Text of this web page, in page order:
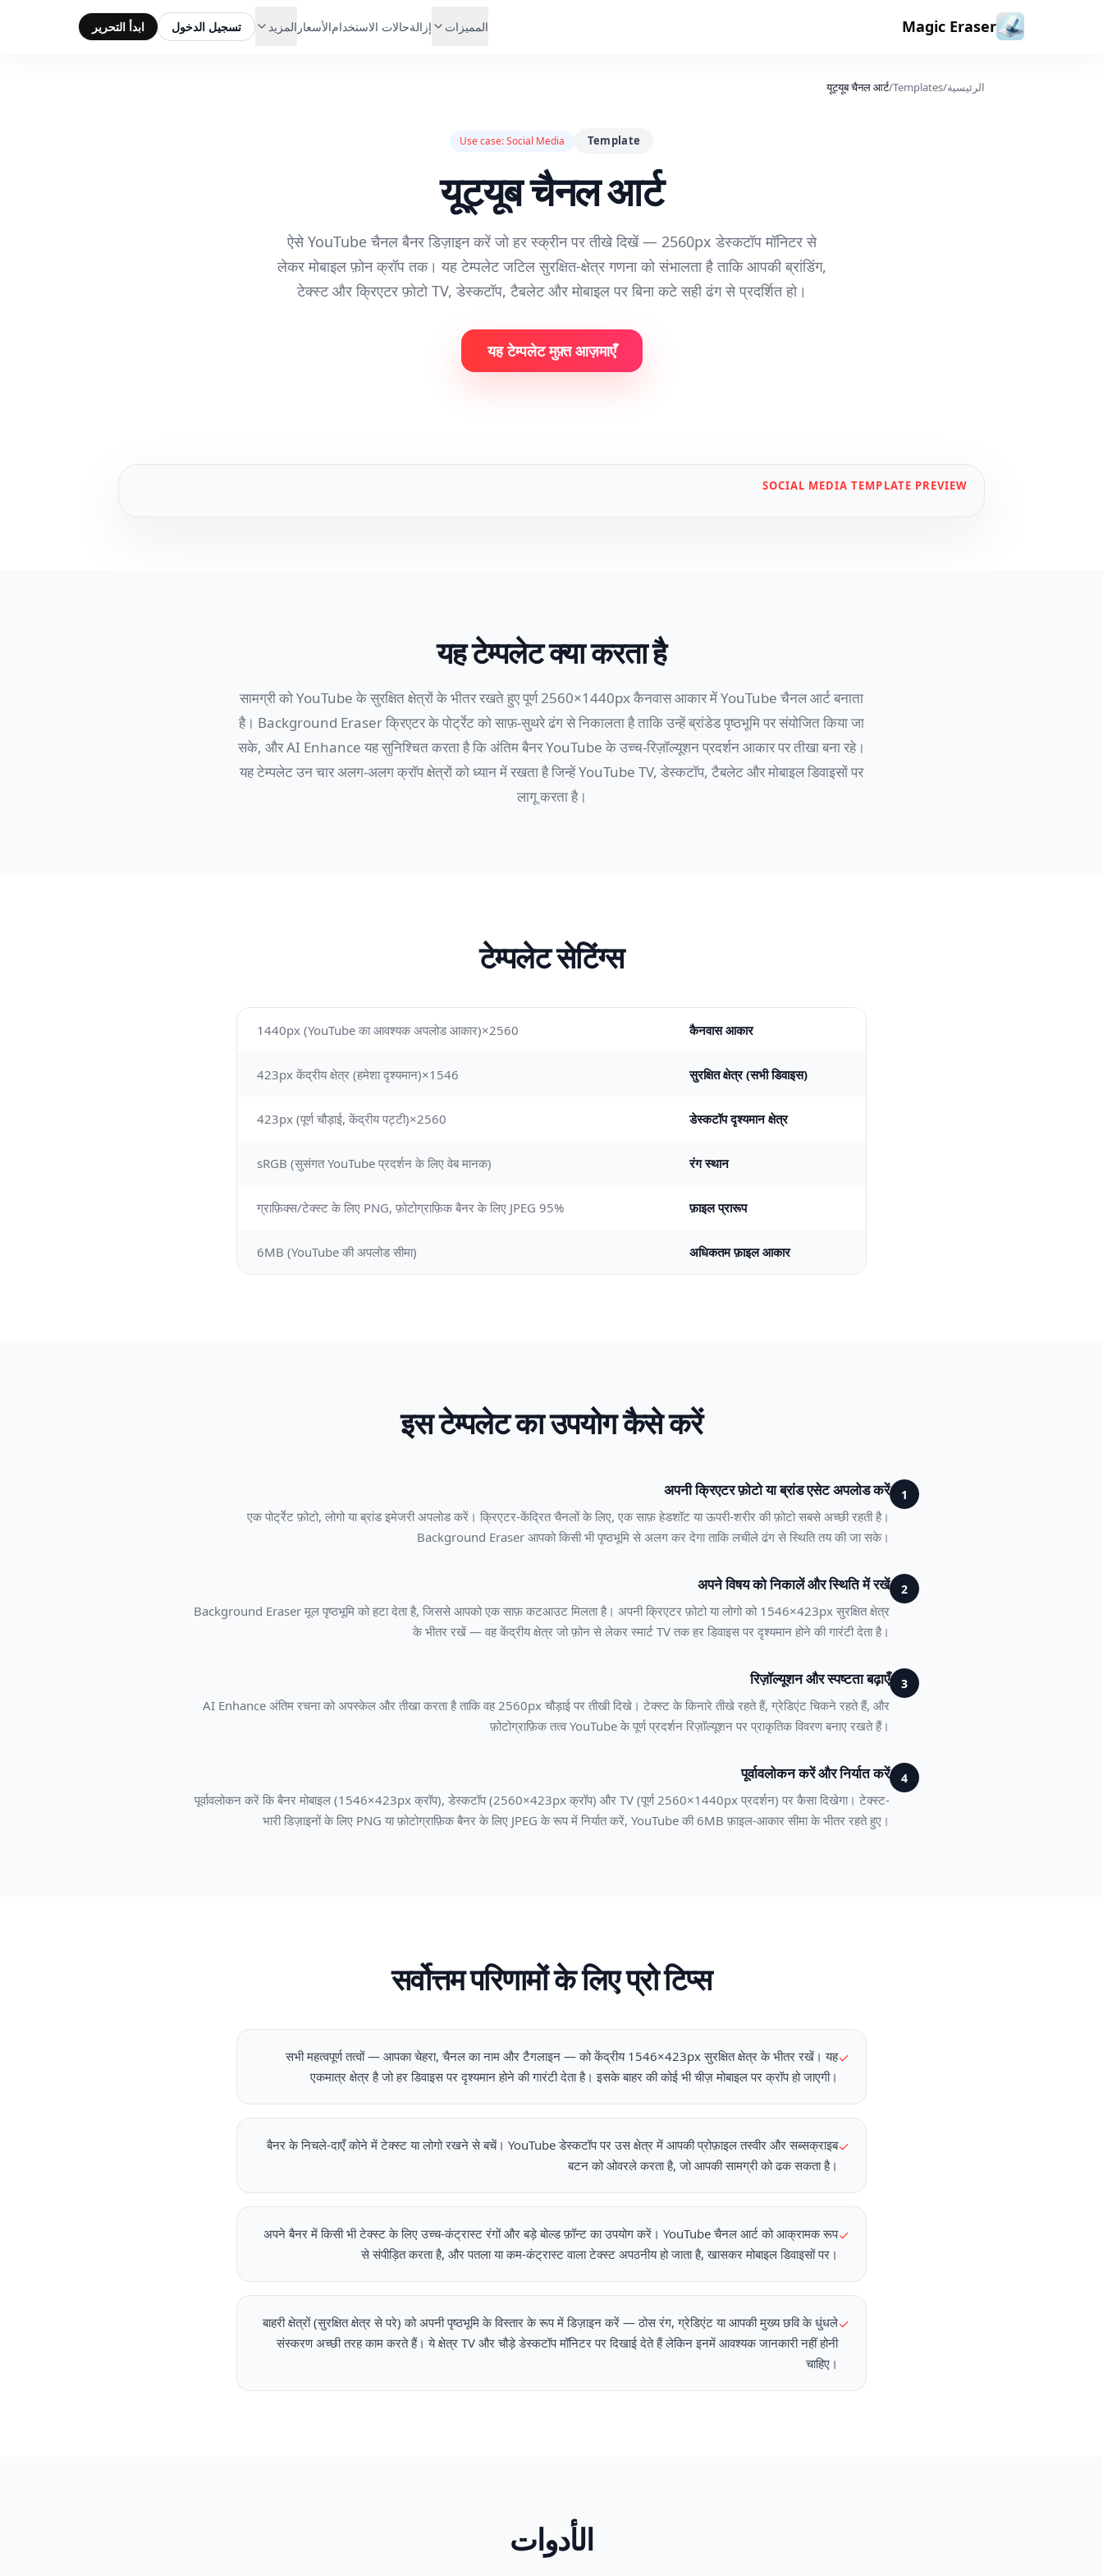
تخطي إلى المحتوى
Magic Eraser المميزات إزالةحالات الاستخدامالأسعار المزيد تسجيل الدخول ابدأ التحرير
الرئيسية/
Templates
/
यूट्यूब चैनल आर्ट
Template
Use case:Social Media
यूट्यूब चैनल आर्ट
ऐसे YouTube चैनल बैनर डिज़ाइन करें जो हर स्क्रीन पर तीखे दिखें — 2560px डेस्कटॉप मॉनिटर से
लेकर मोबाइल फ़ोन क्रॉप तक। यह टेम्पलेट जटिल सुरक्षित-क्षेत्र गणना को संभालता है ताकि आपकी ब्रांडिंग,
टेक्स्ट और क्रिएटर फ़ोटो TV, डेस्कटॉप, टैबलेट और मोबाइल पर बिना कटे सही ढंग से प्रदर्शित हो।
यह टेम्पलेट मुफ़्त आज़माएँ
SOCIAL MEDIA TEMPLATE PREVIEW
यह टेम्पलेट क्या करता है
सामग्री को YouTube के सुरक्षित क्षेत्रों के भीतर रखते हुए पूर्ण 2560×1440px कैनवास आकार में YouTube चैनल आर्ट बनाता
है। Background Eraser क्रिएटर के पोर्ट्रेट को साफ़-सुथरे ढंग से निकालता है ताकि उन्हें ब्रांडेड पृष्ठभूमि पर संयोजित किया जा
सके, और AI Enhance यह सुनिश्चित करता है कि अंतिम बैनर YouTube के उच्च-रिज़ॉल्यूशन प्रदर्शन आकार पर तीखा बना रहे।
यह टेम्पलेट उन चार अलग-अलग क्रॉप क्षेत्रों को ध्यान में रखता है जिन्हें YouTube TV, डेस्कटॉप, टैबलेट और मोबाइल डिवाइसों पर
लागू करता है।
टेम्पलेट सेटिंग्स
कैनवास आकार
2560×1440px (YouTube का आवश्यक अपलोड आकार)
सुरक्षित क्षेत्र (सभी डिवाइस)
1546×423px केंद्रीय क्षेत्र (हमेशा दृश्यमान)
डेस्कटॉप दृश्यमान क्षेत्र
2560×423px (पूर्ण चौड़ाई, केंद्रीय पट्टी)
रंग स्थान
sRGB (सुसंगत YouTube प्रदर्शन के लिए वेब मानक)
फ़ाइल प्रारूप
ग्राफ़िक्स/टेक्स्ट के लिए PNG, फ़ोटोग्राफ़िक बैनर के लिए JPEG 95%
अधिकतम फ़ाइल आकार
6MB (YouTube की अपलोड सीमा)
इस टेम्पलेट का उपयोग कैसे करें
1
अपनी क्रिएटर फ़ोटो या ब्रांड एसेट अपलोड करें
एक पोर्ट्रेट फ़ोटो, लोगो या ब्रांड इमेजरी अपलोड करें। क्रिएटर-केंद्रित चैनलों के लिए, एक साफ़ हेडशॉट या ऊपरी-शरीर की फ़ोटो सबसे अच्छी रहती है।
Background Eraser आपको किसी भी पृष्ठभूमि से अलग कर देगा ताकि लचीले ढंग से स्थिति तय की जा सके।
2
अपने विषय को निकालें और स्थिति में रखें
Background Eraser मूल पृष्ठभूमि को हटा देता है, जिससे आपको एक साफ़ कटआउट मिलता है। अपनी क्रिएटर फ़ोटो या लोगो को 1546×423px सुरक्षित क्षेत्र
के भीतर रखें — वह केंद्रीय क्षेत्र जो फ़ोन से लेकर स्मार्ट TV तक हर डिवाइस पर दृश्यमान होने की गारंटी देता है।
3
रिज़ॉल्यूशन और स्पष्टता बढ़ाएँ
AI Enhance अंतिम रचना को अपस्केल और तीखा करता है ताकि वह 2560px चौड़ाई पर तीखी दिखे। टेक्स्ट के किनारे तीखे रहते हैं, ग्रेडिएंट चिकने रहते हैं, और
फ़ोटोग्राफ़िक तत्व YouTube के पूर्ण प्रदर्शन रिज़ॉल्यूशन पर प्राकृतिक विवरण बनाए रखते हैं।
4
पूर्वावलोकन करें और निर्यात करें
पूर्वावलोकन करें कि बैनर मोबाइल (1546×423px क्रॉप), डेस्कटॉप (2560×423px क्रॉप) और TV (पूर्ण 2560×1440px प्रदर्शन) पर कैसा दिखेगा। टेक्स्ट-
भारी डिज़ाइनों के लिए PNG या फ़ोटोग्राफ़िक बैनर के लिए JPEG के रूप में निर्यात करें, YouTube की 6MB फ़ाइल-आकार सीमा के भीतर रहते हुए।
सर्वोत्तम परिणामों के लिए प्रो टिप्स
✓
सभी महत्वपूर्ण तत्वों — आपका चेहरा, चैनल का नाम और टैगलाइन — को केंद्रीय 1546×423px सुरक्षित क्षेत्र के भीतर रखें। यह
एकमात्र क्षेत्र है जो हर डिवाइस पर दृश्यमान होने की गारंटी देता है। इसके बाहर की कोई भी चीज़ मोबाइल पर क्रॉप हो जाएगी।
✓
बैनर के निचले-दाएँ कोने में टेक्स्ट या लोगो रखने से बचें। YouTube डेस्कटॉप पर उस क्षेत्र में आपकी प्रोफ़ाइल तस्वीर और सब्सक्राइब
बटन को ओवरले करता है, जो आपकी सामग्री को ढक सकता है।
✓
अपने बैनर में किसी भी टेक्स्ट के लिए उच्च-कंट्रास्ट रंगों और बड़े बोल्ड फ़ॉन्ट का उपयोग करें। YouTube चैनल आर्ट को आक्रामक रूप
से संपीड़ित करता है, और पतला या कम-कंट्रास्ट वाला टेक्स्ट अपठनीय हो जाता है, खासकर मोबाइल डिवाइसों पर।
✓
बाहरी क्षेत्रों (सुरक्षित क्षेत्र से परे) को अपनी पृष्ठभूमि के विस्तार के रूप में डिज़ाइन करें — ठोस रंग, ग्रेडिएंट या आपकी मुख्य छवि के धुंधले
संस्करण अच्छी तरह काम करते हैं। ये क्षेत्र TV और चौड़े डेस्कटॉप मॉनिटर पर दिखाई देते हैं लेकिन इनमें आवश्यक जानकारी नहीं होनी
चाहिए।
الأدوات